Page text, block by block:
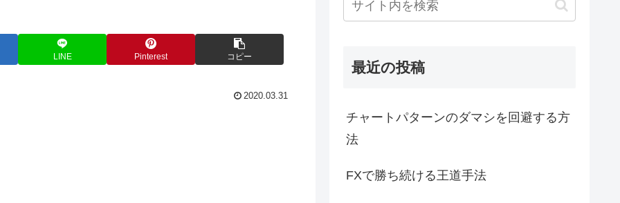
LINE Pinterest コピー
2020.03.31
最近の投稿
チャートパターンのダマシを回避する方
法
FXで勝ち続ける王道手法